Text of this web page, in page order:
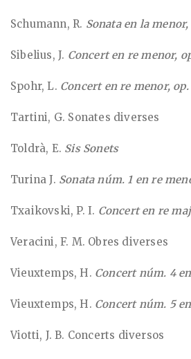
Schumann, R. Sonata en la menor,
Sibelius, J. Concert en re menor,
Spohr, L. Concert en re menor, op.
Tartini, G. Sonates diverses
Toldrà, E. SisSonets
Turina J. Sonata núm. 1 en re
Txaikovski, P. I. Concert en re
Veracini, F. M. Obres diverses
Vieuxtemps, H. Concert núm. 4
Vieuxtemps, H. Concert núm. 5
Viotti, J. B. Concerts diversos